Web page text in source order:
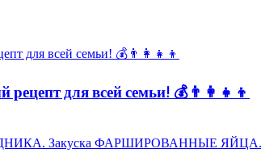
для всей семьи! 💰👨👩👧👦